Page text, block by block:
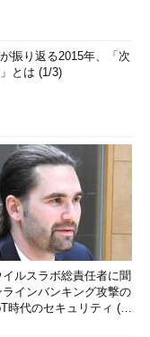
振り返る2015年、「次
とは (1/3)
ルスラボ総責任者に聞
ラインバンキング攻撃の
時代のセキュリティ (1/